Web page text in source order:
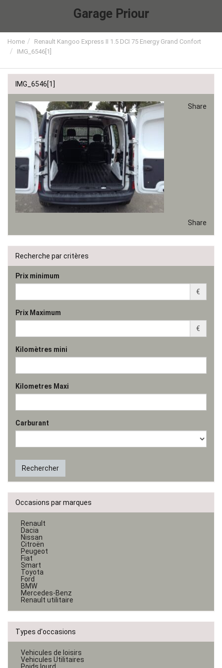
Garage Priour
Home
Renault Kangoo Express II 1.5 DCI 75 Energy Grand Confort
IMG_6546[1]
IMG_6546[1]
Share
Share
Recherche par critères
Prix minimum
€
Prix Maximum
€
Kilomètres mini
Kilometres Maxi
Carburant
Rechercher
Occasions par marques
Renault
Dacia
Nissan
Citroën
Peugeot
Fiat
Smart
Toyota
Ford
BMW
Mercedes-Benz
Renault utilitaire
Types d'occasions
Vehicules de loisirs
Vehicules Utilitaires